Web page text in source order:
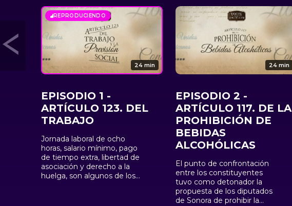
REPRODUCIENDO
24 min
EPISODIO 1 -
ARTÍCULO 123. DEL
TRABAJO
Jornada laboral de ocho
horas, salario mínimo, pago
de tiempo extra, libertad de
asociación y derecho a la
huelga, son algunos de los
24 min
EPISODIO 2 -
ARTÍCULO 117. DE LA
PROHIBICIÓN DE
BEBIDAS
ALCOHÓLICAS
El punto de confrontación
entre los constituyentes
tuvo como detonador la
propuesta de los diputados
de Sonora de prohibir la